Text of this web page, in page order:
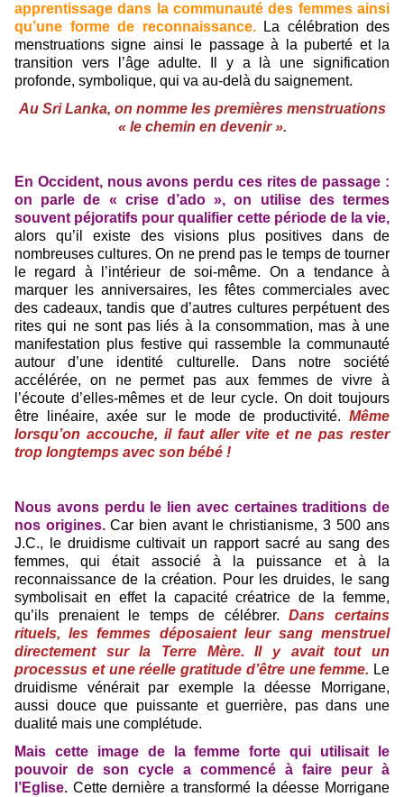
apprentissage dans la communauté des femmes ainsi
qu’une forme de reconnaissance.
La célébration des
menstruations signe ainsi le passage à la puberté et la
transition vers l’âge adulte. Il y a là une signification
profonde, symbolique, qui va au-delà du saignement.
Au Sri Lanka, on nomme les premières menstruations
« le chemin en devenir ».
En Occident, nous avons perdu ces rites de passage :
on parle de « crise d’ado », on utilise des termes
souvent péjoratifs pour qualifier cette période de la vie,
alors qu’il existe des visions plus positives dans de
nombreuses cultures. On ne prend pas le temps de tourner
le regard à l’intérieur de soi-même. On a tendance à
marquer les anniversaires, les fêtes commerciales avec
des cadeaux, tandis que d’autres cultures perpétuent des
rites qui ne sont pas liés à la consommation, mas à une
manifestation plus festive qui rassemble la communauté
autour d’une identité culturelle. Dans notre société
accélérée, on ne permet pas aux femmes de vivre à
l’écoute d’elles-mêmes et de leur cycle. On doit toujours
être linéaire, axée sur le mode de productivité. Même
lorsqu’on accouche, il faut aller vite et ne pas rester
trop longtemps avec son bébé !
Nous avons perdu le lien avec certaines traditions de
nos origines. Car bien avant le christianisme, 3 500 ans
J.C., le druidisme cultivait un rapport sacré au sang des
femmes, qui était associé à la puissance et à la
reconnaissance de la création. Pour les druides, le sang
symbolisait en effet la capacité créatrice de la femme,
qu’ils prenaient le temps de célébrer.Dans certains
rituels, les femmes déposaient leur sang menstruel
directement sur la Terre Mère.
Il y avait tout un
processus et une réelle gratitude d’être une femme. Le
druidisme vénérait par exemple la déesse Morrigane,
aussi douce que puissante et guerrière, pas dans une
dualité mais une complétude.
Mais cette image de la femme forte qui utilisait le
pouvoir de son cycle a commencé à faire peur à
l’Eglise. Cette dernière a transformé la déesse Morrigane